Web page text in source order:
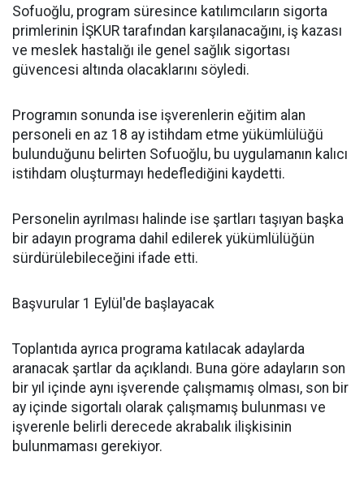
Sofuoğlu, program süresince katılımcıların sigorta
primlerinin İŞKUR tarafından karşılanacağını, iş kazası
ve meslek hastalığı ile genel sağlık sigortası
güvencesi altında olacaklarını söyledi.
Programın sonunda ise işverenlerin eğitim alan
personeli en az 18 ay istihdam etme yükümlülüğü
bulunduğunu belirten Sofuoğlu, bu uygulamanın kalıcı
istihdam oluşturmayı hedeflediğini kaydetti.
Personelin ayrılması halinde ise şartları taşıyan başka
bir adayın programa dahil edilerek yükümlülüğün
sürdürülebileceğini ifade etti.
Başvurular 1 Eylül'de başlayacak
Toplantıda ayrıca programa katılacak adaylarda
aranacak şartlar da açıklandı. Buna göre adayların son
bir yıl içinde aynı işverende çalışmamış olması, son bir
ay içinde sigortalı olarak çalışmamış bulunması ve
işverenle belirli derecede akrabalık ilişkisinin
bulunmaması gerekiyor.